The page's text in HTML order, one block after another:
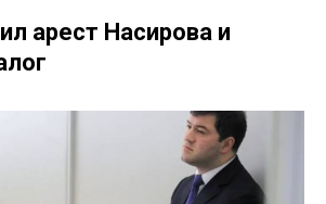
арест Насирова и